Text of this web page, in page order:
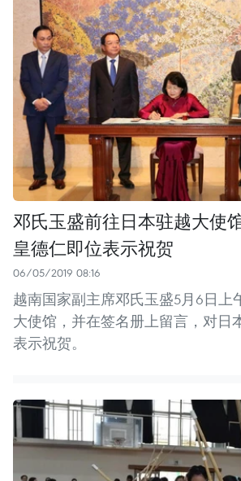
邓氏玉盛前往日本驻越大使
皇德仁即位表示祝贺
06/05/2019 08:16
越南国家副主席邓氏玉盛5月6日上
大使馆，并在签名册上留言，对日
表示祝贺。